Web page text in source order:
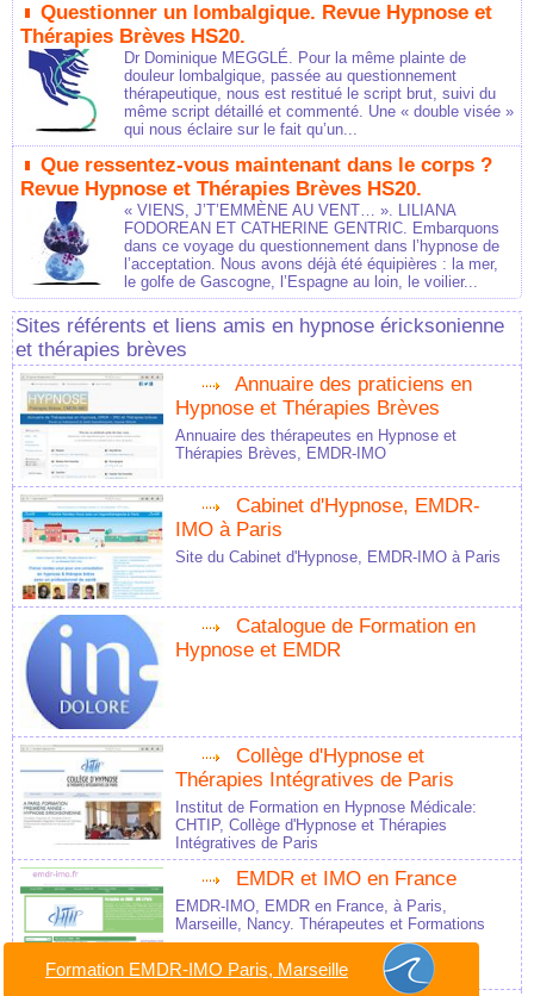
Questionner un lombalgique. Revue Hypnose et
Thérapies Brèves HS20.
Dr Dominique MEGGLÉ. Pour la même plainte de
douleur lombalgique, passée au questionnement
thérapeutique, nous est restitué le script brut, suivi du
même script détaillé et commenté. Une « double visée »
qui nous éclaire sur le fait qu’un...
Que ressentez-vous maintenant dans le corps ?
Revue Hypnose et Thérapies Brèves HS20.
« VIENS, J’T’EMMÈNE AU VENT… ». LILIANA
FODOREAN ET CATHERINE GENTRIC. Embarquons
dans ce voyage du questionnement dans l’hypnose de
l’acceptation. Nous avons déjà été équipières : la mer,
le golfe de Gascogne, l’Espagne au loin, le voilier...
Sites référents et liens amis en hypnose éricksonienne
et thérapies brèves
Annuaire des praticiens en
Hypnose et Thérapies Brèves
Annuaire des thérapeutes en Hypnose et
Thérapies Brèves, EMDR-IMO
Cabinet d'Hypnose, EMDR-
IMO à Paris
Site du Cabinet d'Hypnose, EMDR-IMO à Paris
Catalogue de Formation en
Hypnose et EMDR
Collège d'Hypnose et
Thérapies Intégratives de Paris
Institut de Formation en Hypnose Médicale:
CHTIP, Collège d'Hypnose et Thérapies
Intégratives de Paris
EMDR et IMO en France
EMDR-IMO, EMDR en France, à Paris,
Marseille, Nancy. Thérapeutes et Formations
Formation EMDR-IMO Paris, Marseille